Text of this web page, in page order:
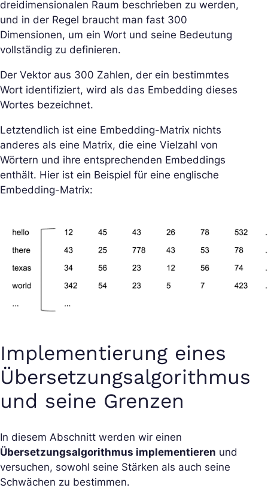
dreidimensionalen Raum beschrieben zu werden,
und in der Regel braucht man fast 300
Dimensionen, um ein Wort und seine Bedeutung
vollständig zu definieren.
Der Vektor aus 300 Zahlen, der ein bestimmtes
Wort identifiziert, wird als das Embedding dieses
Wortes bezeichnet.
Letztendlich ist eine Embedding-Matrix nichts
anderes als eine Matrix, die eine Vielzahl von
Wörtern und ihre entsprechenden Embeddings
enthält. Hier ist ein Beispiel für eine englische
Embedding-Matrix:
Implementierung eines
Übersetzungsalgorithmus
und seine Grenzen
In diesem Abschnitt werden wir einen
Übersetzungsalgorithmus implementieren und
versuchen, sowohl seine Stärken als auch seine
Schwächen zu bestimmen.